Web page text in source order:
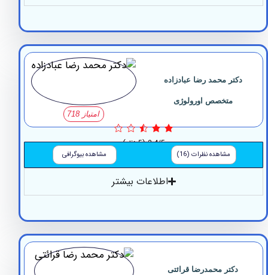
محمد رضا عبادزاده
متخصص اورولوژی
2.4/5 (5 نظر)
مشاهده نظرات (16) مشاهده بیوگرافی
اطلاعات بیشتر
دکتر محمدرضا قرائتی